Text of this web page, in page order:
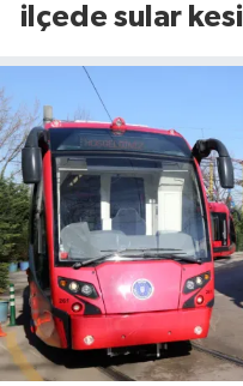
ilçede sular